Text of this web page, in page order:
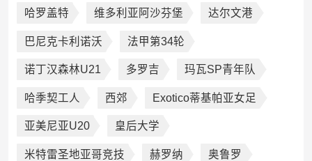
哈罗盖特 维多利亚阿沙芬堡 达尔文港
巴尼克卡利诺沃 法甲第34轮
诺丁汉森林U21 多罗吉 玛瓦SP青年队
哈季契工人 西郊 Exotico蒂基帕亚女足
亚美尼亚U20 皇后大学
米特雷圣地亚哥竞技 赫罗纳 奥鲁罗